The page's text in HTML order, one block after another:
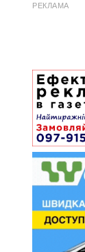
РЕКЛАМА